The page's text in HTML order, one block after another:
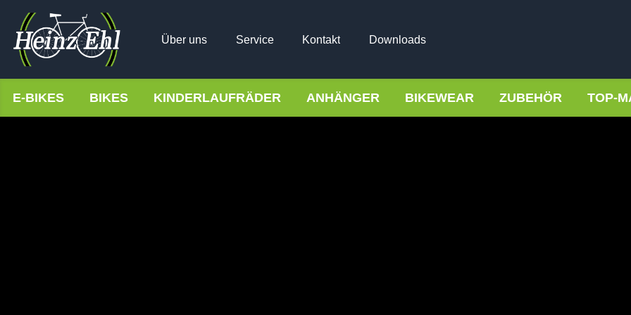
Über uns Service Kontakt Downloads
E-BIKES BIKES KINDERLAUFRÄDER ANHÄNGER BIKEWEAR ZUBEHÖR TOP-